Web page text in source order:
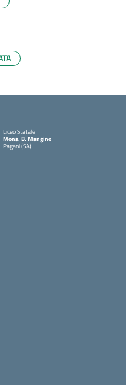
Liceo Statale
Mons. B. Mangino
Pagani (SA)
— Visita la pagina iniziale della scuola